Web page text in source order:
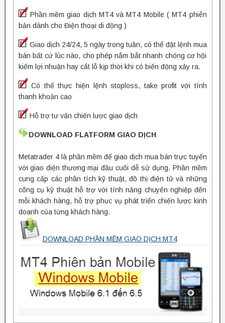
Phần mềm giao dịch MT4 và MT4 Mobile ( MT4 phiên
bản dành cho Điện thoại di động )
Giao dịch 24/24, 5 ngày trong tuần, có thể đặt lệnh mua
bán bất cứ lúc nào, cho phép nắm bắt nhanh chóng cơ hội
kiếm lợi nhuận hay cắt lỗ kịp thời khi có biến động xảy ra.
Có thể thực hiện lệnh stoploss, take profit với tính
thanh khoản cao
Hỗ trợ tư vấn chiến lược giao dịch
DOWNLOAD FLATFORM GIAO DỊCH
Metatrader 4 là phần mềm để giao dịch mua bán trực tuyến
với giao diện thương mại đầu cuối dễ sử dụng. Phần mềm
cung cấp các phân tích kỹ thuật, đồ thị điện tử và những
công cụ kỹ thuật hỗ trợ với tính năng chuyên nghiệp đến
mỗi khách hàng, hỗ trợ phục vụ phát triển chiến lược kinh
doanh của từng khách hàng.
DOWNLOAD PHẦN MỀM GIAO DỊCH MT4